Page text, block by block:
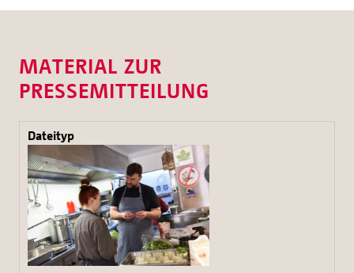
MATERIAL ZUR
PRESSEMITTEILUNG